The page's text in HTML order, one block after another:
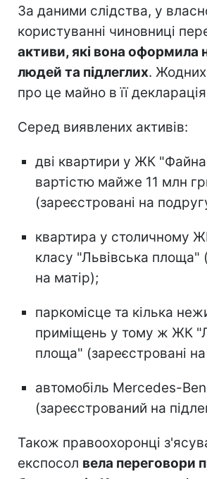
За даними слідства, у
користуванні чиновниці
активи, які вона оформила
людей та підлеглих. Жодних
про це майно в її
Серед виявлених активів:
дві квартири у ЖК
вартістю майже 11 млн
(зареєстровані на
квартира у столичному
класу "Львівська
на матір);
паркомісце та кілька
приміщень у тому ж ЖК
площа" (зареєстровані
автомобіль Mercedes-
(зареєстрований на
Також правоохоронці
експосол вела переговори